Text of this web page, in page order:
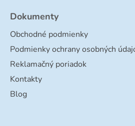
Dokumenty
Obchodné podmienky
Podmienky ochrany osobných
Reklamačný poriadok
Kontakty
Blog